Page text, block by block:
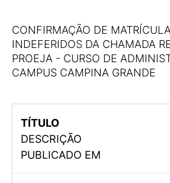
CONFIRMAÇÃO DE
INDEFERIDOS DA CHAMADA
PROEJA - CURSO DE
CAMPUS CAMPINA GRANDE
TÍTULO
DESCRIÇÃO
PUBLICADO EM